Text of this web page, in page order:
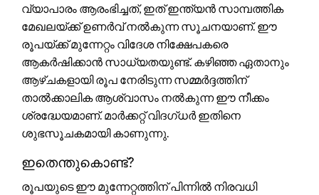
വ്യാപാരം ആരംഭിച്ചത്, ഇത് ഇന്ത്യൻ സാമ്പത്തിക
മേഖലയ്ക്ക് ഉണർവ് നൽകുന്ന സൂചനയാണ്. ഈ
രൂപയ്ക്ക് മുന്നേറ്റം വിദേശ നിക്ഷേപകരെ
ആകർഷിക്കാൻ സാധ്യതയുണ്ട്. കഴിഞ്ഞ ഏതാനും
ആഴ്ചകളായി രൂപ നേരിടുന്ന സമ്മർദ്ദത്തിന്
താൽക്കാലിക ആശ്വാസം നൽകുന്ന ഈ നീക്കം
ശ്രദ്ധേയമാണ്. മാർക്കറ്റ് വിദഗ്ധർ ഇതിനെ
ശുഭസൂചകമായി കാണുന്നു.
ഇതെന്തുകൊണ്ട്?
രൂപയുടെ ഈ മുന്നേറ്റത്തിന് പിന്നിൽ നിരവധി